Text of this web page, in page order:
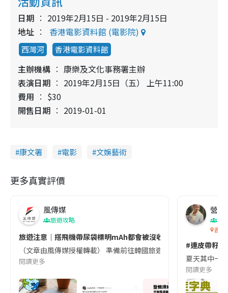
日期
2019年2月15日 - 2019年2月15日
地址
香港電影資料館 (電影院)
西灣河 香港電影資料館
主辦機構
康樂及文化事務署主辦
表演日期
2019年2月15日（五） 上午11:00
費用
$30
開售日期
2019-01-01
康文署 電影 文娛藝術
更多真實評價
風傳媒
旅遊攻略
旅遊注意｜搭飛機帶尿袋標明mAh都會被沒收😱出發前切記檢查
（文章由風傳媒授權轉載） 準備前往韓國旅遊的民眾，近期要
閱讀更多
營養
香港
#連皮帶籽
夏天其中一
閱讀更多